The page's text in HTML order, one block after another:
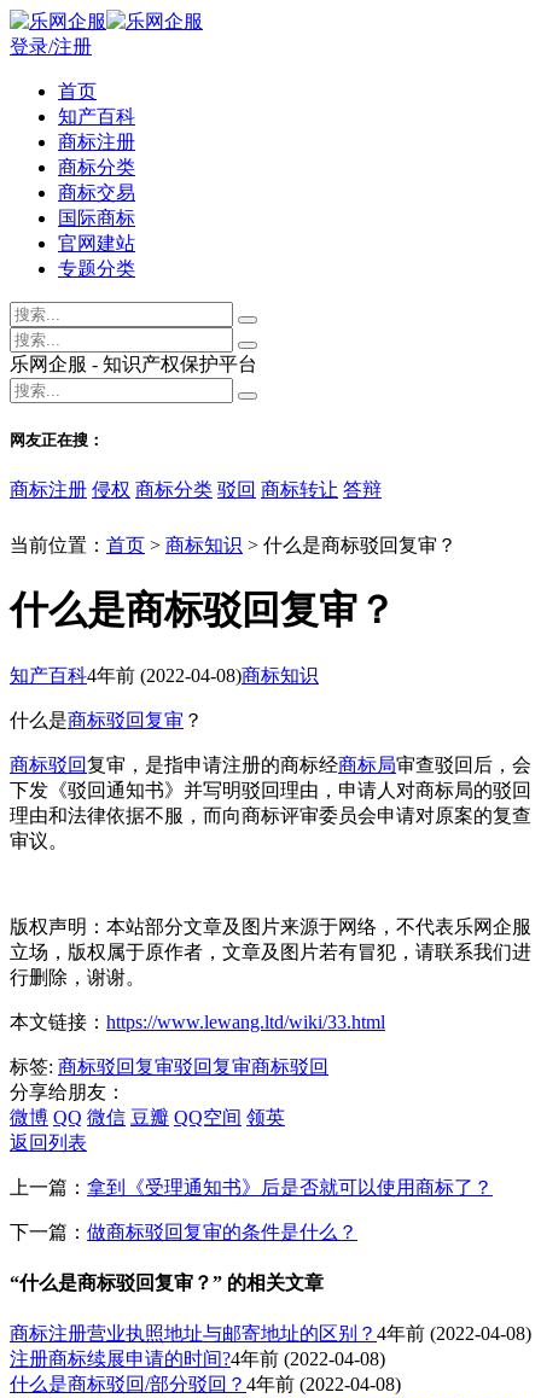
登录/注册
首页
知产百科
商标注册
商标分类
商标交易
国际商标
官网建站
专题分类
乐网企服 - 知识产权保护平台
网友正在搜：
商标注册 侵权 商标分类 驳回 商标转让 答辩
当前位置： 首页 > 商标知识 > 什么是商标驳回复审？
什么是商标驳回复审？
知产百科4年前 (2022-04-08)商标知识
什么是商标驳回复审 ？
商标驳回复审，是指申请注册的商标经商标局审查驳回后，会
下发《驳回通知书》并写明驳回理由，申请人对商标局的驳回
理由和法律依据不服，而向商标评审委员会申请对原案的复查
审议。
版权声明：本站部分文章及图片来源于网络，不代表乐网企服
立场，版权属于原作者，文章及图片若有冒犯，请联系我们进
行删除，谢谢。
本文链接： https://www.lewang.ltd/wiki/33.html
标签: 商标驳回复审驳回复审商标驳回
分享给朋友：
微博 QQ 微信 豆瓣 QQ空间 领英
返回列表
上一篇： 拿到《受理通知书》后是否就可以使用商标了？
下一篇： 做商标驳回复审的条件是什么？
“什么是商标驳回复审？” 的相关文章
商标注册营业执照地址与邮寄地址的区别？ 4年前 (2022-04-08)
注册商标续展申请的时间?4年前 (2022-04-08)
什么是商标驳回/部分驳回？ 4年前 (2022-04-08)